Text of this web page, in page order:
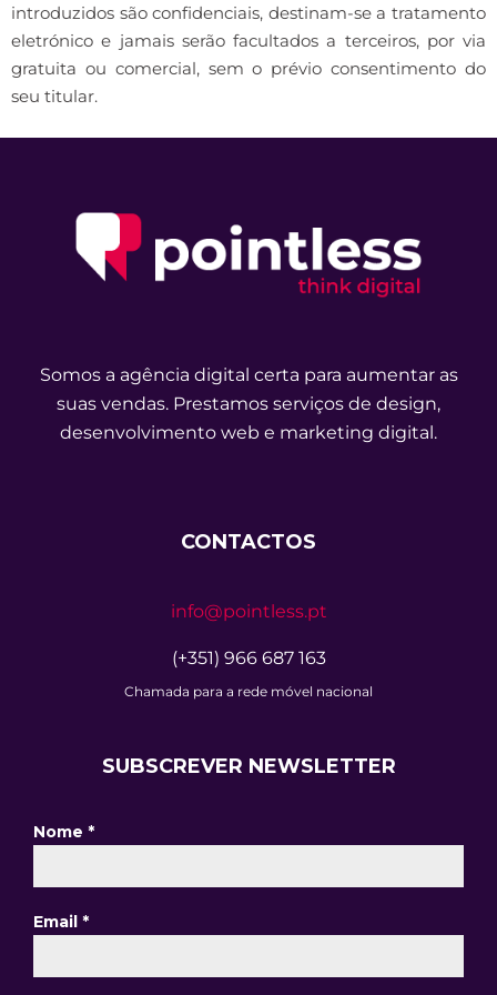
introduzidos são confidenciais, destinam-se a tratamento
eletrónico e jamais serão facultados a terceiros, por via
gratuita ou comercial, sem o prévio consentimento do
seu titular.
Somos a agência digital certa para aumentar as
suas vendas. Prestamos serviços de design,
desenvolvimento web e marketing digital.
CONTACTOS
info@pointless.pt
(+351) 966 687 163
Chamada para a rede móvel nacional
SUBSCREVER NEWSLETTER
Nome *
Email *